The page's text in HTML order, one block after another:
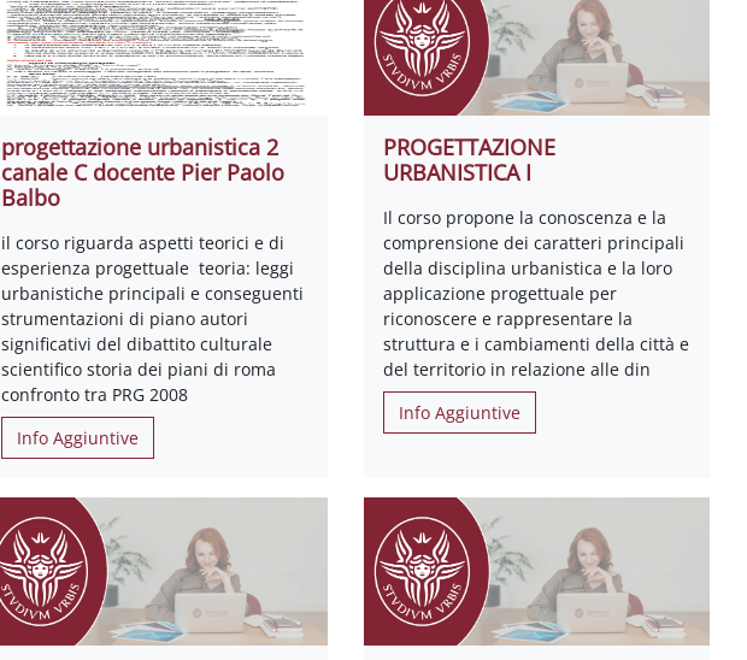
progettazione urbanistica 2
canale C docente Pier Paolo
Balbo
il corso riguarda aspetti teorici e di
esperienza progettuale teoria: leggi
urbanistiche principali e conseguenti
strumentazioni di piano autori
significativi del dibattito culturale
scientifico storia dei piani di roma
confronto tra PRG 2008
Info Aggiuntive
PROGETTAZIONE
URBANISTICA I
Il corso propone la conoscenza e la
comprensione dei caratteri principali
della disciplina urbanistica e la loro
applicazione progettuale per
riconoscere e rappresentare la
struttura e i cambiamenti della città e
del territorio in relazione alle din
Info Aggiuntive